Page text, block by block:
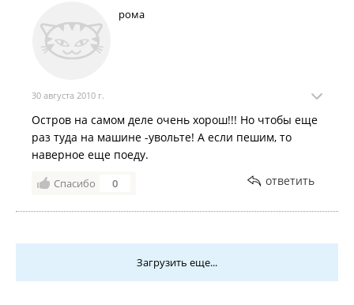
рома
30 августа 2010 г.
Остров на самом деле очень хорош!!! Но чтобы еще
раз туда на машине -увольте! А если пешим, то
наверное еще поеду.
Спасибо 0 ответить
Загрузить еще...